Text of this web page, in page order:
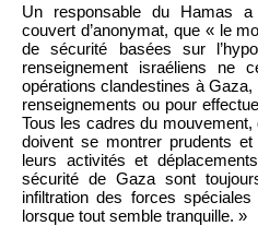
Un responsable du Hamas
couvert d’anonymat, que « le
de sécurité basées sur
renseignement israéliens ne
opérations clandestines à
renseignements ou pour
Tous les cadres du
doivent se montrer prudents
leurs activités et
sécurité de Gaza sont
infiltration des forces
lorsque tout semble tranquille. »